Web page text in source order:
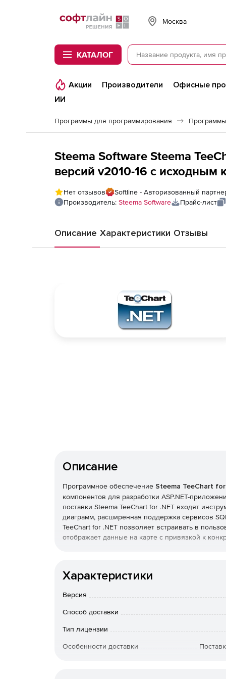
Softline
Москва
КАТАЛОГ
Акции Производители Офисные
ИИ
Программы для программирования
Steema Software Steema
версий v2010-16 с исходным
Нет отзывов
Softline - Авторизованный
Производитель: Steema Software Прайс-лист
Описание Характеристики Отзывы
Описание
Программное обеспечение Steema TeeChart for
компонентов для разработки ASP.NET-
поставки Steema TeeChart for .NET входят
диаграмм, расширенная поддержка сервисов
TeeChart for .NET позволяет встраивать в
отображает данные на карте с привязкой к
цветовой палитры. База данных содержит
Характеристики Steema TeeChart for .NET:
Поддержка Windows 7.
Механизм рендера Direct2D для обработки
Характеристики
Версия
Способ доставки
Тип лицензии
Особенности доставки